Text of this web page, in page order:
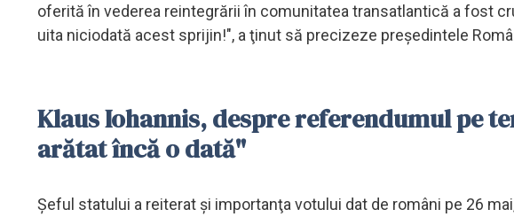
oferită în vederea reintegrării în comunitatea transatlantică a fost
uita niciodată acest sprijin!", a ţinut să precizeze preşedintele
Klaus Iohannis, despre referendumul pe
arătat încă o dată"
Şeful statului a reiterat şi importanţa votului dat de români pe 26